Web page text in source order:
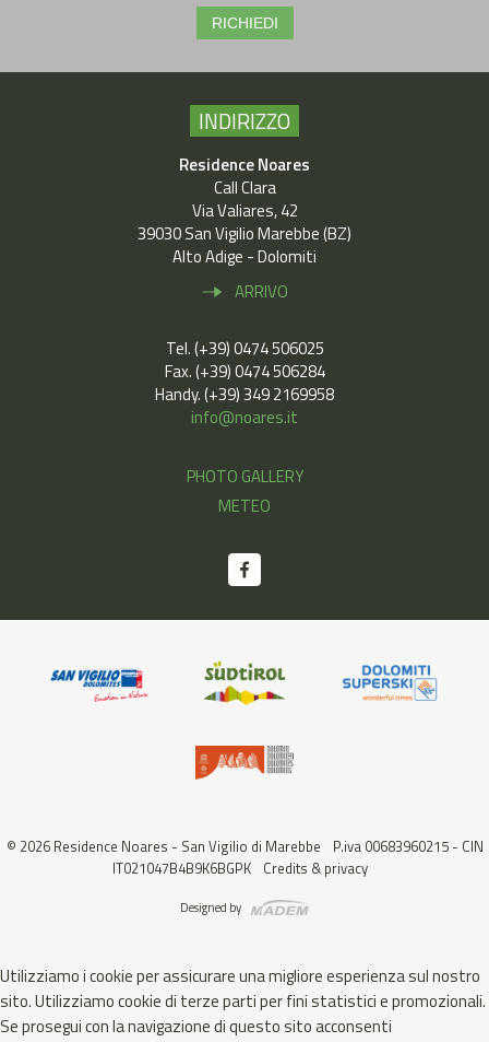
RICHIEDI
INDIRIZZO
Residence Noares
Call Clara
Via Valiares, 42
39030 San Vigilio Marebbe (BZ)
Alto Adige - Dolomiti
ARRIVO
Tel. (+39) 0474 506025
Fax. (+39) 0474 506284
Handy. (+39) 349 2169958
info@noares.it
PHOTO GALLERY
METEO
© 2026 Residence Noares - San Vigilio di Marebbe
P.iva 00683960215 - CIN
IT021047B4B9K6BGPK Credits & privacy
Designed by
Utilizziamo i cookie per assicurare una migliore esperienza sul nostro
sito. Utilizziamo cookie di terze parti per fini statistici e promozionali.
Se prosegui con la navigazione di questo sito acconsenti